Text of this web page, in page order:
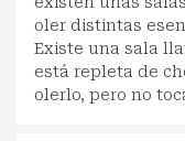
oler distintas
Existe una sala
está repleta de
olerlo, pero no